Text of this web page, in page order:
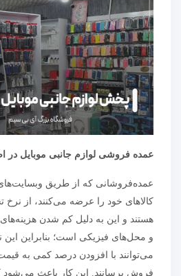
عمده فروشی لوازم جانبی موبایل در
عمده‌فروشانی که از طریق وبسایت‌های
کالاهای خود را عرضه می‌کنند، از نرخ
هستند و این به دلیل کم شدن
و محل‌های فیزیکی است؛ بنابراین این
می‌توانند با افزودن درصد کمی به قیمت
فروش برسانند. این کار باعث